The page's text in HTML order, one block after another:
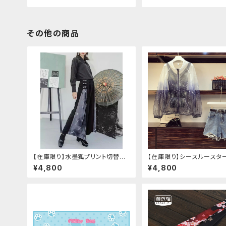
その他の商品
【在庫限り】水墨狐プリント切替サ
イドバックルワイドパンツ（Lサイズ
¥4,800
【在庫限り】シースルースタ
ジャケットデニムパンツセッ
¥4,800